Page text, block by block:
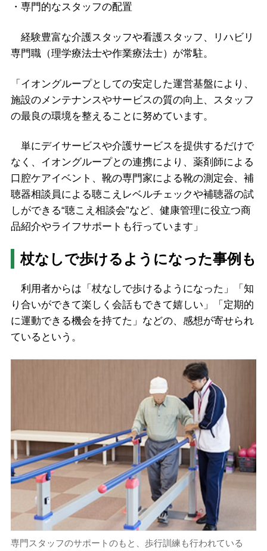
・専門的なスタッフの配置
経験豊富な介護スタッフや看護スタッフ、リハビリ
専門職（理学療法士や作業療法士）が常駐。
「イオングループとしての安定した運営基盤により、
施設のメンテナンスやサービスの質の向上、スタッフ
の最良の環境を整えることに努めています。
単にデイサービスや介護サービスを提供するだけで
なく、イオングループとの連携により、薬剤師による
口腔ケアイベント、靴の専門家による靴の測定会、補
聴器相談員による聴こえレベルチェックや補聴器の試
しができる“聴こえ相談会”など、健康管理に役立つ商
品紹介やライフサポートも行っています」
杖なしで歩けるようになった事例も
利用者からは「杖なしで歩けるようになった」「知
り合いができて楽しく会話もできて嬉しい」「定期的
に運動できる機会を持てた」などの、感想が寄せられ
ているという。
専門スタッフのサポートのもと、歩行訓練も行われている